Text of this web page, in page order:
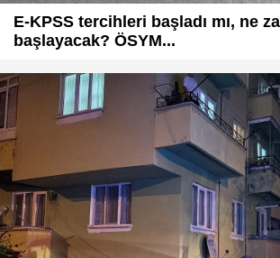
E-KPSS tercihleri başladı mı, ne
başlayacak? ÖSYM...